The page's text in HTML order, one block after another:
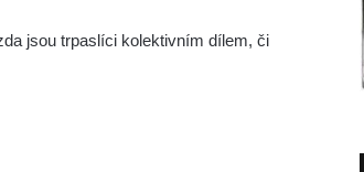
jsou trpaslíci kolektivním dílem, či